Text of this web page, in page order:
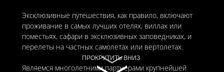
ПРОКРУТИТЬ ВНИЗ
ПРОКРУТИТЬ ВНИЗ
Эксклюзивные путешествия, как правило, включают
проживание в самых лучших отелях, виллах или
поместьях, сафари в эксклюзивных заповедниках, и
перелеты на частных самолетах или вертолетах.
Являемся многолетними партнерами крупнейшей